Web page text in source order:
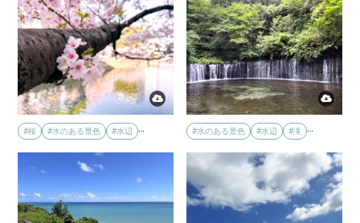
#桜 #水のある景色 #水辺 … #水のある景色 #水辺 #滝 …